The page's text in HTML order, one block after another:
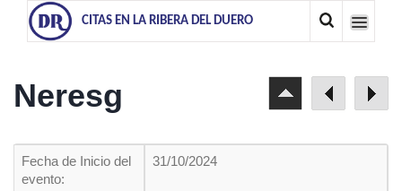
CITAS EN LA RIBERA DEL DUERO
Neresg
Fecha de Inicio del
evento:
31/10/2024